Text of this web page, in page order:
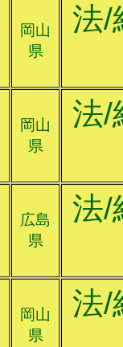
岡山
県
法/
岡山
県
法/
広島
県
法/
岡山
県
法/